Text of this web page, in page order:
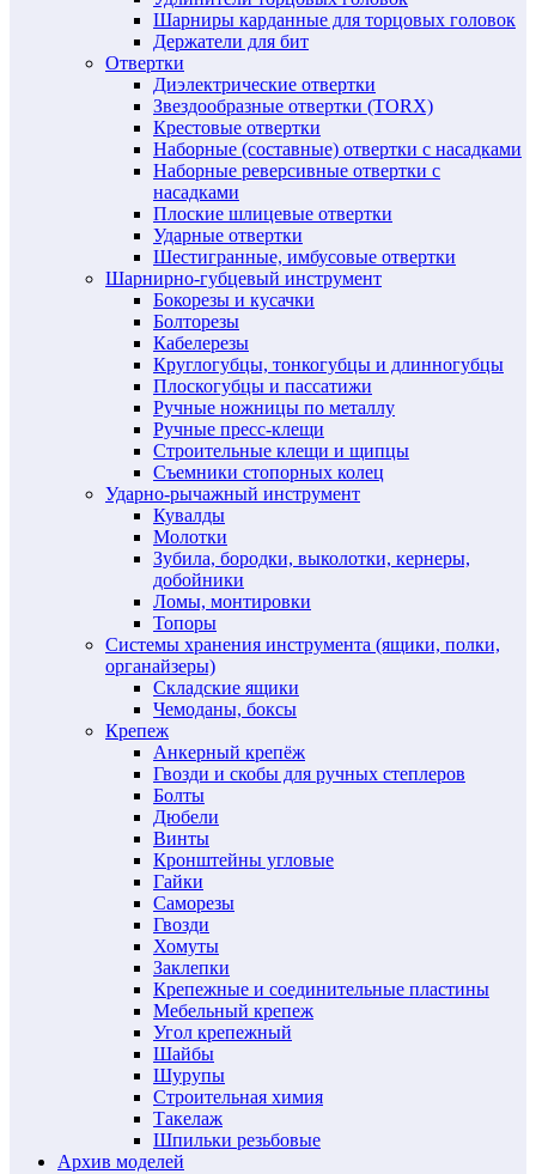
Шарниры карданные для торцовых головок
Держатели для бит
Отвертки
Диэлектрические отвертки
Звездообразные отвертки (TORX)
Крестовые отвертки
Наборные (составные) отвертки с насадками
Наборные реверсивные отвертки с
насадками
Плоские шлицевые отвертки
Ударные отвертки
Шестигранные, имбусовые отвертки
Шарнирно-губцевый инструмент
Бокорезы и кусачки
Болторезы
Кабелерезы
Круглогубцы, тонкогубцы и длинногубцы
Плоскогубцы и пассатижи
Ручные ножницы по металлу
Ручные пресс-клещи
Строительные клещи и щипцы
Съемники стопорных колец
Ударно-рычажный инструмент
Кувалды
Молотки
Зубила, бородки, выколотки, кернеры,
добойники
Ломы, монтировки
Топоры
Системы хранения инструмента (ящики, полки,
органайзеры)
Складские ящики
Чемоданы, боксы
Крепеж
Анкерный крепёж
Гвозди и скобы для ручных степлеров
Болты
Дюбели
Винты
Кронштейны угловые
Гайки
Саморезы
Гвозди
Хомуты
Заклепки
Крепежные и соединительные пластины
Мебельный крепеж
Угол крепежный
Шайбы
Шурупы
Строительная химия
Такелаж
Шпильки резьбовые
Архив моделей